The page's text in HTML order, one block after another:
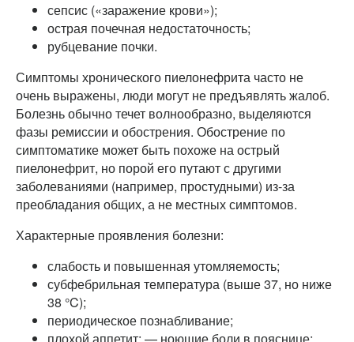
сепсис («заражение крови»);
острая почечная недостаточность;
рубцевание почки.
Симптомы хронического пиелонефрита часто не
очень выражены, люди могут не предъявлять жалоб.
Болезнь обычно течет волнообразно, выделяются
фазы ремиссии и обострения. Обострение по
симптоматике может быть похоже на острый
пиелонефрит, но порой его путают с другими
заболеваниями (например, простудными) из-за
преобладания общих, а не местных симптомов.
Характерные проявления болезни:
слабость и повышенная утомляемость;
субфебрильная температура (выше 37, но ниже
38 °C);
периодическое познабливание;